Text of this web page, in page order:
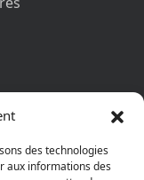
des technologies
aux informations des
et cookies